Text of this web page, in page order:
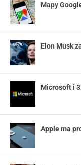
Mapy
Elon Musk
Microsoft i
Apple ma